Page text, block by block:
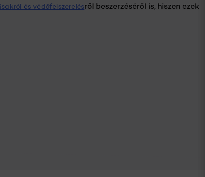
és védőfelszerelésről beszerzéséről is, hiszen ezek